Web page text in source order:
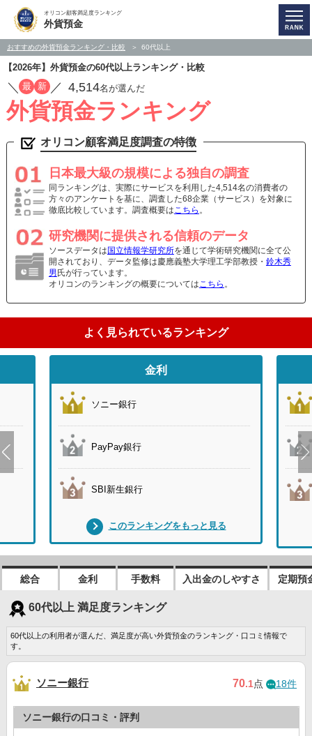
オリコン顧客満足度ランキング
外貨預金
おすすめの外貨預金ランキング・比較 60代以上
【2026年】外貨預金の60代以上ランキング・比較
／ 最 新 ／ 4,514名が選んだ
外貨預金ランキング
オリコン顧客満足度調査の特徴
日本最大級の規模による独自の調査
同ランキングは、実際にサービスを利用した4,514名の消費者の
方々のアンケートを基に、調査した68企業（サービス）を対象に
徹底比較しています。調査概要はこちら 。
研究機関に提供される信頼のデータ
ソースデータは 国立情報学研究所を通じて学術研究機関に全て公
開されており、データ監修は慶應義塾大学理工学部教授・ 鈴木秀
男 氏が行っています。
オリコンのランキングの概要についてはこちら 。
よく見られているランキング
金利
ソニー銀行
PayPay銀行
SBI新生銀行
このランキングをもっと見る
総合 金利 手数料 入出金のしやすさ 定期預
60代以上 満足度ランキング
60代以上の利用者が選んだ、満足度が高い外貨預金のランキング・口コミ情報で
す。
ソニー銀行 70.1点 18件
ソニー銀行の口コミ・評判